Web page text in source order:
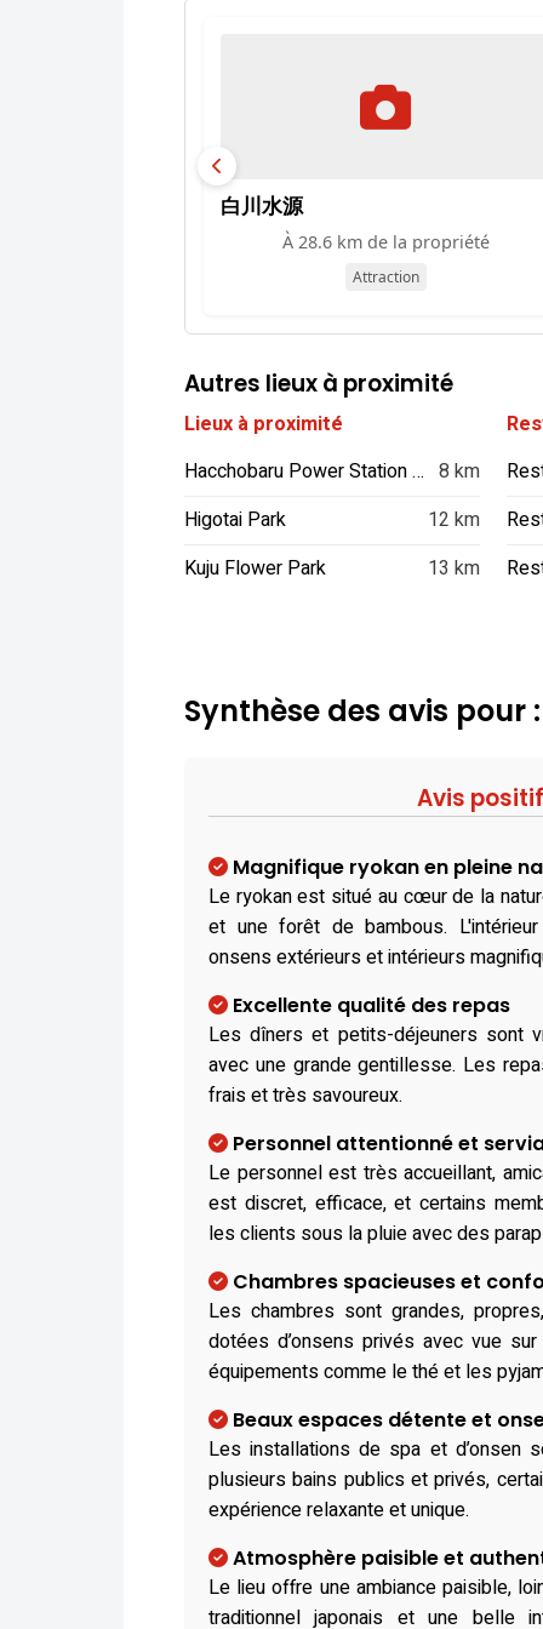
白川水源
À 28.6 km de la propriété
Attraction
Autres lieux à proximité
Lieux à proximité
Hacchobaru Power Station Museum 8 km
Higotai Park
12 km
Kuju Flower Park
13 km
Synthèse des avis pour
Avis
Magnifique ryokan en pleine
Le ryokan est situé au cœur de la
et une forêt de bambous.
onsens extérieurs et intérieurs
Excellente qualité des repas
Les dîners et petits-déjeuners sont
avec une grande gentillesse. Les
frais et très savoureux.
Personnel attentionné et
Le personnel est très accueillant,
est discret, efficace, et certains
les clients sous la pluie avec des
Chambres spacieuses et
Les chambres sont grandes,
dotées d’onsens privés avec vue
équipements comme le thé et les
Beaux espaces détente et
Les installations de spa et d’onsen
plusieurs bains publics et privés,
expérience relaxante et unique.
Atmosphère paisible et
Le lieu offre une ambiance paisible,
traditionnel japonais et une belle